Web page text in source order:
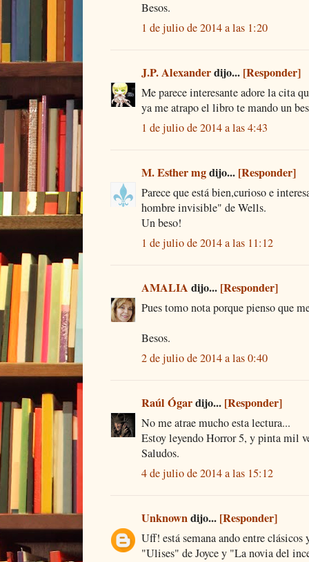
Besos.
1 de julio de 2014 a las 1:20
J.P. Alexanderdijo... [Responder]
Me parece interesante adore la cita
ya me atrapo el libro te mando un
1 de julio de 2014 a las 4:43
M. Esther mgdijo... [Responder]
Parece que está bien,curioso e
hombre invisible" de Wells.
Un beso!
1 de julio de 2014 a las 11:12
AMALIA dijo... [Responder]
Pues tomo nota porque pienso que
Besos.
2 de julio de 2014 a las 0:40
Raúl Ógardijo... [Responder]
No me atrae mucho esta lectura...
Estoy leyendo Horror 5, y pinta mil
Saludos.
4 de julio de 2014 a las 15:12
Unknowndijo... [Responder]
Uff! está semana ando entre
"Ulises" de Joyce y "La novia del